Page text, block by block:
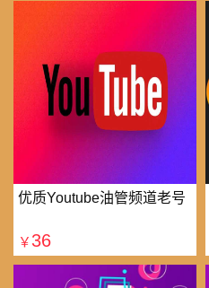
优质Youtube油管频道老号
￥ 36